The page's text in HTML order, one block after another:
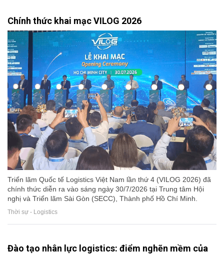
Chính thức khai mạc VILOG 2026
Triển lãm Quốc tế Logistics Việt Nam lần thứ 4 (VILOG 2026) đã
chính thức diễn ra vào sáng ngày 30/7/2026 tại Trung tâm Hội
nghị và Triển lãm Sài Gòn (SECC), Thành phố Hồ Chí Minh.
Thời sự - Logistics
Đào tạo nhân lực logistics: điểm nghẽn mềm của